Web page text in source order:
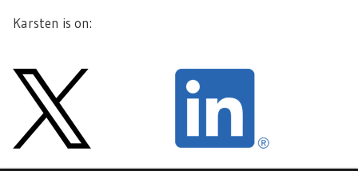
Karsten is on: